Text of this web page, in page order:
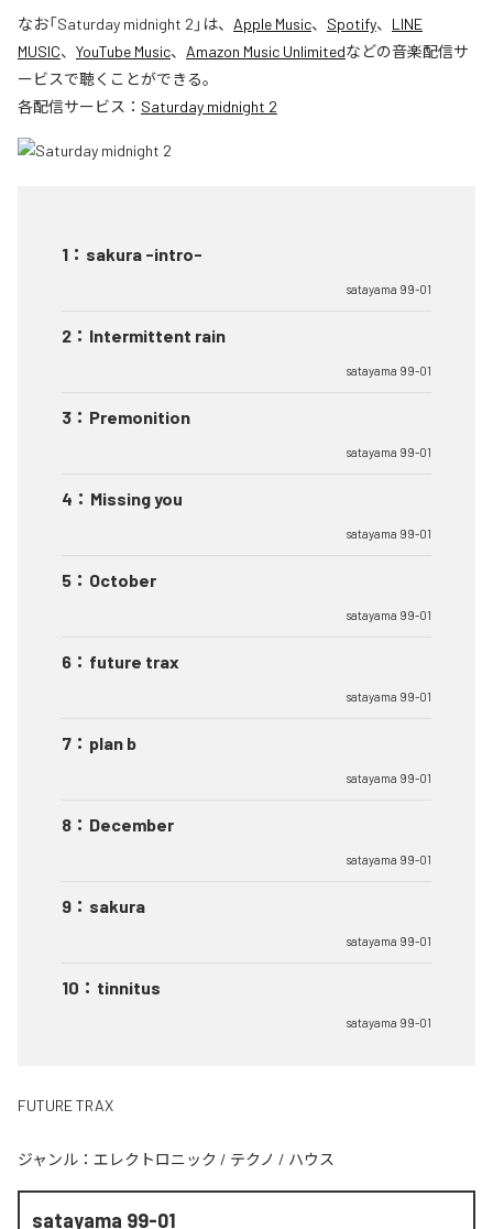
なお「Saturday midnight 2 」は、 Apple Music、 Spotify、 LINE
MUSIC、 YouTube Music、 Amazon Music Unlimitedなどの音楽配信サ
ービスで聴くことができる。
各配信サービス： Saturday midnight 2
1 ： sakura -intro-
satayama 99-01
2 ： Intermittent rain
satayama 99-01
3 ： Premonition
satayama 99-01
4 ： Missing you
satayama 99-01
5 ： October
satayama 99-01
6 ： future trax
satayama 99-01
7 ： plan b
satayama 99-01
8 ： December
satayama 99-01
9 ： sakura
satayama 99-01
10 ： tinnitus
satayama 99-01
FUTURE TRAX
ジャンル： エレクトロニック / テクノ / ハウス
satayama 99-01